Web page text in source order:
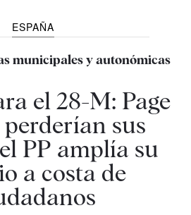
ESPAÑA
municipales y autonómicas
el 28-M: Page
sus
PP amplía su
a costa de